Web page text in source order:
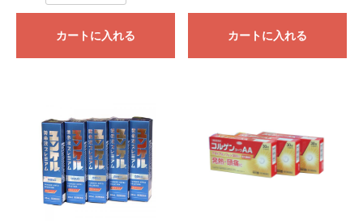
カートに入れる カートに入れる